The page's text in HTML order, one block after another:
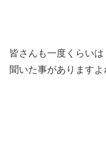
皆さんも一度くらいは
聞いた事がありますよ